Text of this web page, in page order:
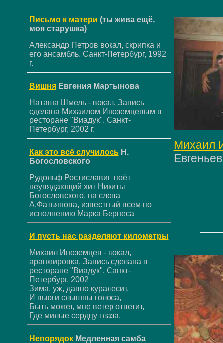
Письмо к матери (ты жива ещё,
моя старушка)
Александр Петров вокал, скрипка и
его ансамбль. Санкт-Петербург, 1992
г.
ВишняЕвгения Мартынова
Наташа Шмель - вокал. Запись
сделана Михаилом Иноземцевым в
ресторане "Виадук". Санкт-
Петербург, 2002 г.
Как это всё случилосьН.
Богословского
Рудольф Ростиславин поёт
неувядающий хит Никиты
Богословского, на слова
А.Фатьянова, известный всем по
исполнению Марка Бернеса
И пусть нас разделяют километры
Михаил Иноземцев - вокал,
аранжировка. Запись сделана в
ресторане "Виадук". Санкт-
Петербург, 2002
Зима, уж, давно куралесит,
И вьюги слышны голоса,
Быть может, мне ветер ответит,
Где милые сердцу глаза.
НепорядокМедленная самба
Михаил